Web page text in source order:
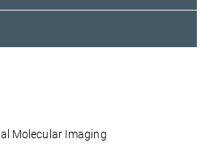
Molecular Imaging